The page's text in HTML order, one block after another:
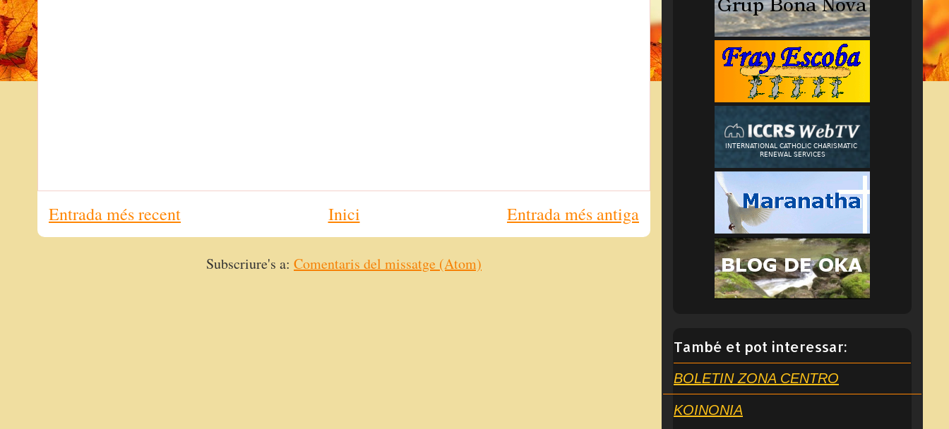
Entrada més recent Entrada més antiga
Inici
Subscriure's a: Comentaris del missatge (Atom)
També et pot interessar:
BOLETIN ZONA CENTRO
KOINONIA